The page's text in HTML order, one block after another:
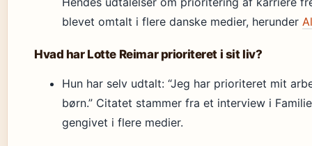
blevet omtalt i flere danske medier, herunder
Hvad har Lotte Reimar prioriteret i sit liv?
Hun har selv udtalt: “Jeg har prioriteret mit
børn.” Citatet stammer fra et interview i
gengivet i flere medier.